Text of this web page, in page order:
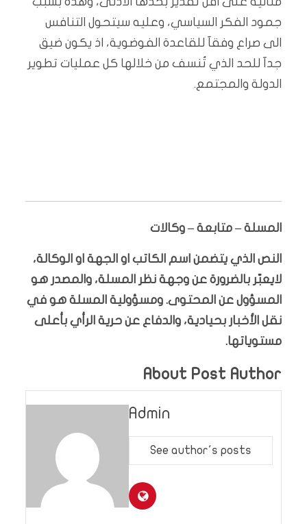
جمود الفكر السياسي، وعليه سيتحول التنافس
الى صراع وفقآ للقاعدة الفوضوية، اذ يكون ضيق
جدآ للحد الذي تُنسف من خلالها كل عمليات تطوير
الدولة والمجتمع.
المسلة – متابعة – وكالات
النص الذي يتضمن اسم الكاتب او الجهة او الوكالة،
لايعبّر بالضرورة عن وجهة نظر المسلة، والمصدر هو
المسؤول عن المحتوى. ومسؤولية المسلة هو في
نقل الأخبار بحيادية، والدفاع عن حرية الرأي بأعلى
مستوياتها.
About Post Author
Admin
See author's posts